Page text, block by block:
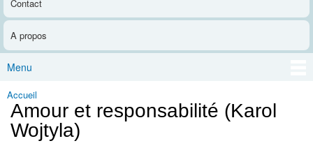
Contact
A propos
Menu
Vous êtes ici
Accueil
Amour et responsabilité (Karol
Wojtyla)